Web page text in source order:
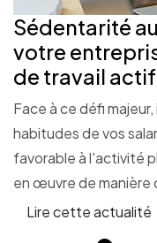
Sédentarité
votre
de travail actif
Face à ce défi
habitudes de vos
favorable à l'activité
en œuvre de manière
Lire cette actualité